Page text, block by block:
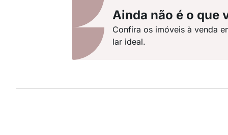
Ainda não é o que
Confira os imóveis à venda
lar ideal.